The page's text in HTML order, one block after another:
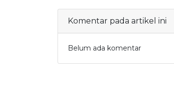
Komentar pada artikel ini
Belum ada komentar